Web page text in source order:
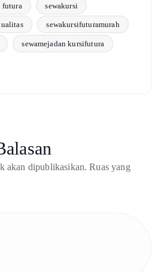
futura sewakursi
sewakursifuturamurah
sewamejadan kursifutura
akan dipublikasikan. Ruas yang